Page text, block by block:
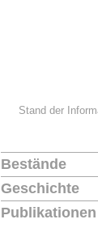
Stand der
Bestände
Geschichte
Publikationen